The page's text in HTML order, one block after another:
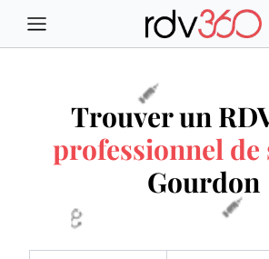
Trouver un
professionnel de
Gourdon